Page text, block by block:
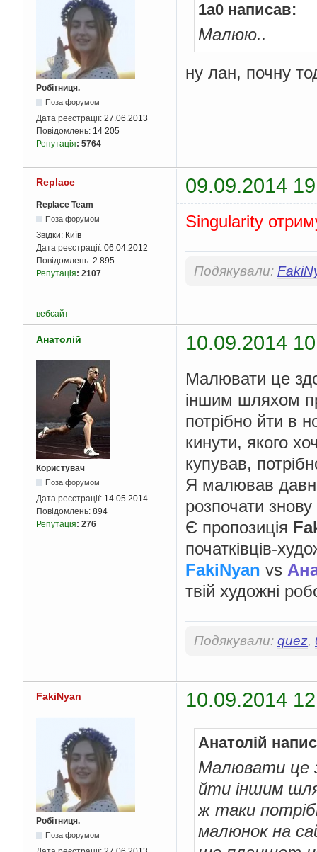
Робітниця.
Поза форумом
Дата реєстрації: 27.06.2013
Повідомлень: 14 205
Репутація: 5764
1a0 написав:
Малюю..
ну лан, почну
Replace 09.09.2014
Replace Team
Поза форумом
Звідки: Київ
Дата реєстрації: 06.04.2012
Повідомлень: 2 895
Репутація: 2107
Singularity
Подякували:
вебсайт
Анатолій 10.09.2014
Користувач
Поза форумом
Дата реєстрації: 14.05.2014
Повідомлень: 894
Репутація: 276
Малювати це
іншим шляхом
потрібно йти в
кинути, якого
купував,
Я малював
розпочати знову
Є пропозиція
початківців-
FakiNyan vs
твій художні
Подякували: quez,
FakiNyan 10.09.2014
Робітниця.
Поза форумом
Анатолій
Малювати це
йти іншим
ж таки
малюнок на